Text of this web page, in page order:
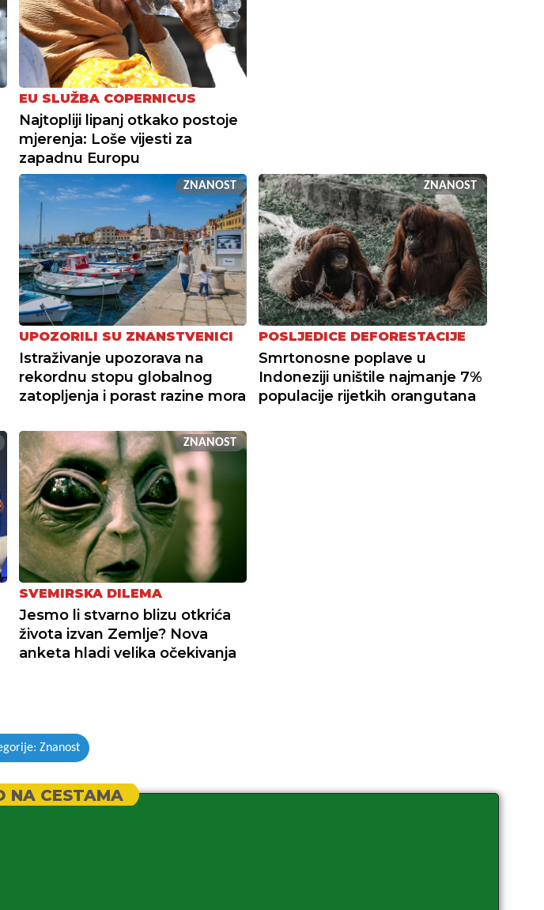
EU SLUŽBA COPERNICUS
Najtopliji lipanj otkako postoje
mjerenja: Loše vijesti za
zapadnu Europu
ZNANOST
UPOZORILI SU ZNANSTVENICI
Istraživanje upozorava na
rekordnu stopu globalnog
zatopljenja i porast razine mora
ZNANOST
POSLJEDICE DEFORESTACIJE
Smrtonosne poplave u
Indoneziji uništile najmanje 7%
populacije rijetkih orangutana
ZNANOST
SVEMIRSKA DILEMA
Jesmo li stvarno blizu otkrića
života izvan Zemlje? Nova
anketa hladi velika očekivanja
Znanost
NA CESTAMA